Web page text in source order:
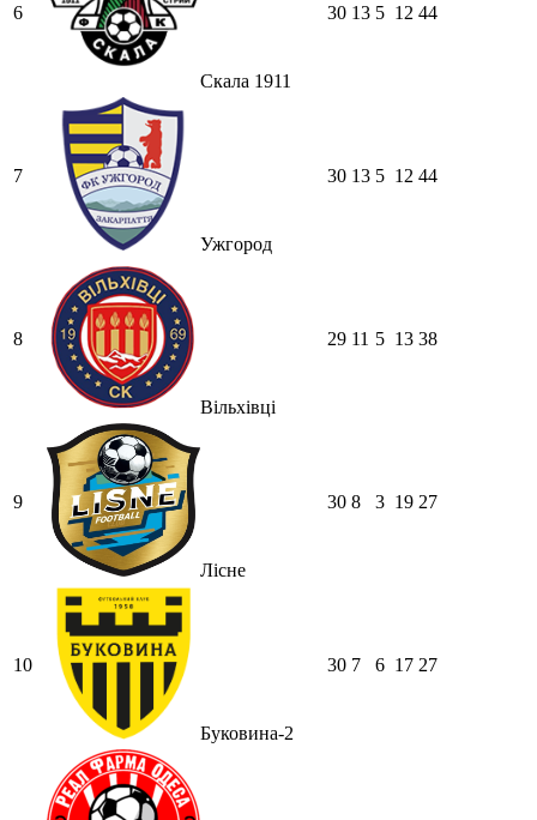
6
Скала 1911
30 13 5 12 44
7
Ужгород
30 13 5 12 44
8
Вільхівці
29 11 5 13 38
9
Лісне
30 8 3 19 27
10
Буковина-2
30 7 6 17 27